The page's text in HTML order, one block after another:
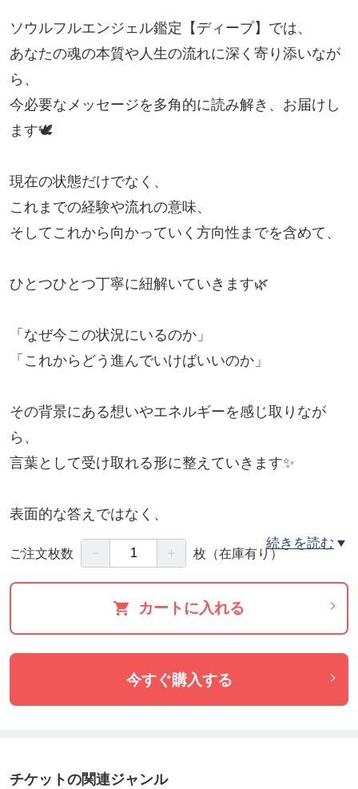
ソウルフルエンジェル鑑定【ディープ】では、
あなたの魂の本質や人生の流れに深く寄り添いなが
ら、
今必要なメッセージを多角的に読み解き、お届けし
ます🕊️
現在の状態だけでなく、
これまでの経験や流れの意味、
そしてこれから向かっていく方向性までを含めて、
ひとつひとつ丁寧に紐解いていきます🌿
「なぜ今この状況にいるのか」
「これからどう進んでいけばいいのか」
その背景にある想いやエネルギーを感じ取りなが
ら、
言葉として受け取れる形に整えていきます✨
表面的な答えではなく、
あなた自身の中にある本質や感覚に気づいていくこ
そんな深い気づきの時間となります🕊️
エネルギーを感じながら丁寧に言葉を紡ぎ、
続きを読む
ご注文枚数 － ＋ 枚 （在庫有り）
カートに入れる
今すぐ購入する
チケットの関連ジャンル